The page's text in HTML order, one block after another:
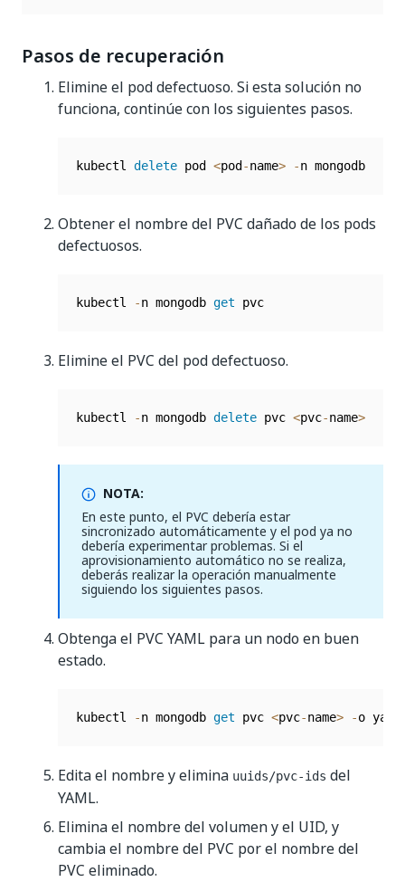
Pasos de recuperación
Elimine el pod defectuoso. Si esta solución no
funciona, continúe con los siguientes pasos.
kubectl delete pod <pod -name> -n mongodb
Obtener el nombre del PVC dañado de los pods
defectuosos.
kubectl -n mongodb get pvc
Elimine el PVC del pod defectuoso.
kubectl -n mongodb delete pvc <pvc-name>
NOTA:
En este punto, el PVC debería estar
sincronizado automáticamente y el pod ya no
debería experimentar problemas. Si el
aprovisionamiento automático no se realiza,
deberás realizar la operación manualmente
siguiendo los siguientes pasos.
Obtenga el PVC YAML para un nodo en buen
estado.
kubectl -n mongodb get pvc <pvc-name> -o
Edita el nombre y elimina uuids/pvc-ids del
YAML.
Elimina el nombre del volumen y el UID, y
cambia el nombre del PVC por el nombre del
PVC eliminado.